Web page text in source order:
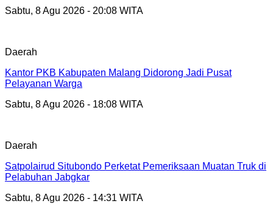
Sabtu, 8 Agu 2026 - 20:08 WITA
Daerah
Kantor PKB Kabupaten Malang Didorong Jadi Pusat
Pelayanan Warga
Sabtu, 8 Agu 2026 - 18:08 WITA
Daerah
Satpolairud Situbondo Perketat Pemeriksaan Muatan Truk di
Pelabuhan Jabgkar
Sabtu, 8 Agu 2026 - 14:31 WITA